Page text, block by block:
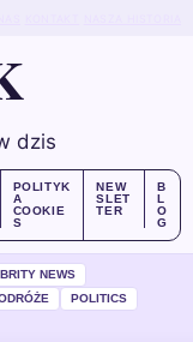
dzis
POLITYK
A
COOKIE
S
NEW
SLET
TER
B
L
O
G
NEWS
POLITICS